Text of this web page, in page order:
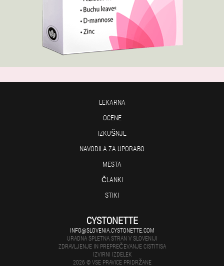
LEKARNA
OCENE
IZKUŠNJE
NAVODILA ZA UPORABO
MESTA
ČLANKI
STIKI
CYSTONETTE
INFO@SLOVENIA.CYSTONETTE.COM
URADNA SPLETNA STRAN V SLOVENIJI
ZDRAVLJENJE IN PREPREČEVANJE CISTITISA
IZVIRNI IZDELEK
2026 © VSE PRAVICE PRIDRŽANE